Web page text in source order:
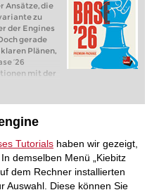
Ansätze, die
zu
der Engines
gerade
Plänen,
’26
mit der
oder
In der
Brett, wo
Und startet
zeigt auch
Tutorials haben wir gezeigt,
demselben Menü „Kiebitz
dem Rechner installierten
Auswahl. Diese können Sie